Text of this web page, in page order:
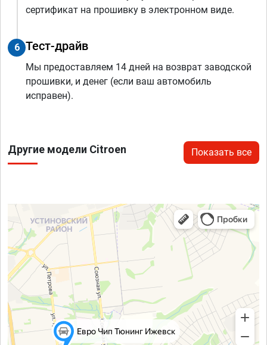
сертификат на прошивку в электронном виде.
6 Тест-драйв
Мы предоставляем 14 дней на возврат заводской
прошивки, и денег (если ваш автомобиль
исправен).
Другие модели Citroen Показать все